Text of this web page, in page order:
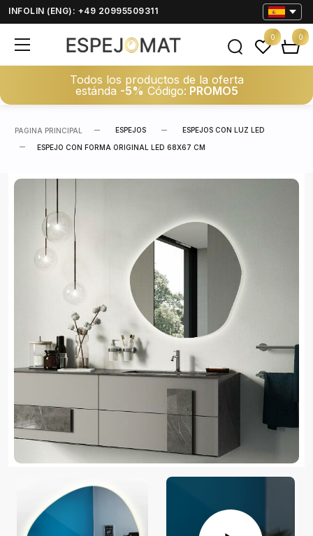
INFOLIN (ENG): +49 20995509311
Todos los productos de la oferta
estánda -5% Código: PROMO5
0 0
PAGINA PRINCIPAL ESPEJOS ESPEJOS CON LUZ LED
ESPEJO CON FORMA ORIGINAL LED 68X67 CM